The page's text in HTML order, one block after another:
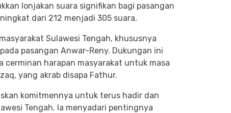
lonjakan suara signifikan bagi pasangan
dari 212 menjadi 305 suara.
Sulawesi Tengah, khususnya
pasangan Anwar-Reny. Dukungan ini
cerminan harapan masyarakat untuk masa
yang akrab disapa Fathur.
komitmennya untuk terus hadir dan
Tengah. Ia menyadari pentingnya